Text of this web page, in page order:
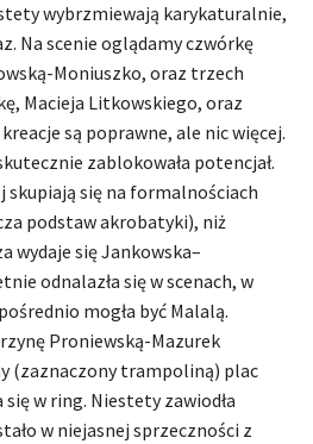
wybrzmiewają karykaturalnie,
Na scenie oglądamy czwórkę
Moniuszko, oraz trzech
Macieja Litkowskiego, oraz
są poprawne, ale nic więcej.
zablokowała potencjał.
skupiają się na formalnościach
podstaw akrobatyki), niż
wydaje się Jankowska–
odnalazła się w scenach, w
mogła być Malalą.
Proniewską-Mazurek
(zaznaczony trampoliną) plac
w ring. Niestety zawiodła
w niejasnej sprzeczności z